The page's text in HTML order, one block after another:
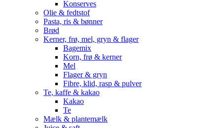
Konserves
Olie & fedtstof
Pasta, ris & bønner
Brød
Kerner, frø, mel, gryn & flager
Bagemix
Korn, frø & kerner
Mel
Flager & gryn
Fibre, klid, rasp & pulver
Te, kaffe & kakao
Kakao
Te
Mælk & plantemælk